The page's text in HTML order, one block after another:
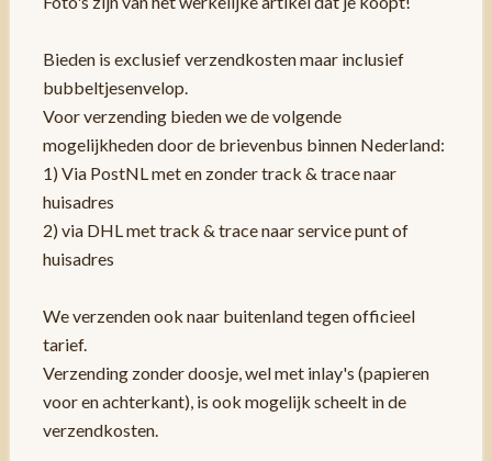
Bieden is exclusief verzendkosten maar inclusief
bubbeltjesenvelop.
Voor verzending bieden we de volgende
mogelijkheden door de brievenbus binnen Nederland:
1) Via PostNL met en zonder track & trace naar
huisadres
2) via DHL met track & trace naar service punt of
huisadres
We verzenden ook naar buitenland tegen officieel
tarief.
Verzending zonder doosje, wel met inlay's (papieren
voor en achterkant), is ook mogelijk scheelt in de
verzendkosten.